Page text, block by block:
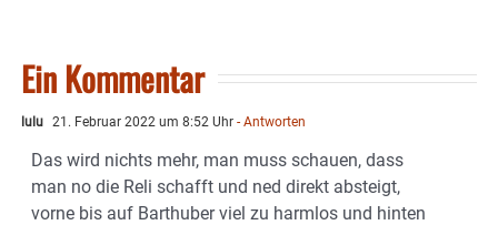
Ein Kommentar
lulu 21. Februar 2022 um 8:52 Uhr - Antworten
Das wird nichts mehr, man muss schauen, dass
man no die Reli schafft und ned direkt absteigt,
vorne bis auf Barthuber viel zu harmlos und hinten